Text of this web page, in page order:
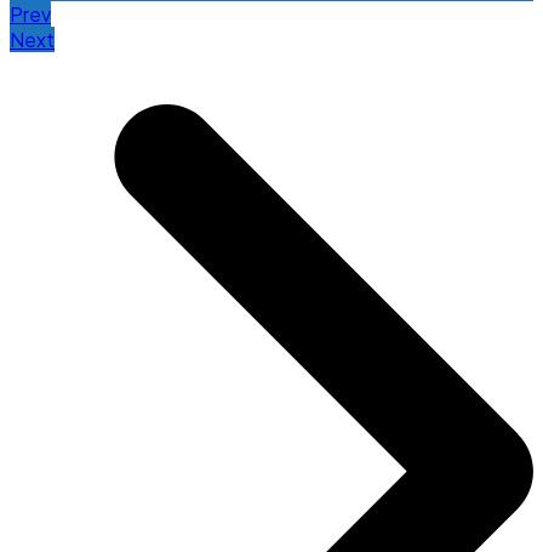
Prev
Next